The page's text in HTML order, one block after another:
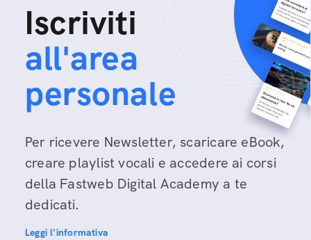
Iscriviti
all'area
personale
Per ricevere Newsletter, scaricare eBook,
creare playlist vocali e accedere ai corsi
della Fastweb Digital Academy a te
dedicati.
Leggi l'informativa